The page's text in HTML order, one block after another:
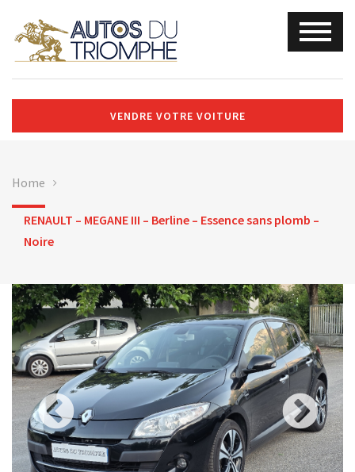
VENDRE VOTRE VOITURE
Home
RENAULT – MEGANE III – Berline – Essence sans plomb –
Noire